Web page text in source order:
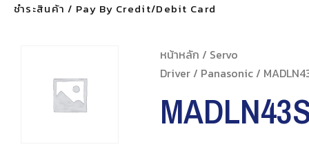
ชำระสินค้า / Pay By Credit/Debit Card
หน้าหลัก / Servo
Driver/ Panasonic/